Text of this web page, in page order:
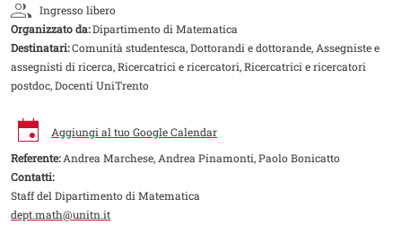
Ingresso libero
Organizzato da:Dipartimento di Matematica
Destinatari:Comunità studentesca, Dottorandi e dottorande, Assegniste e
assegnisti di ricerca, Ricercatrici e ricercatori, Ricercatrici e ricercatori
postdoc, Docenti UniTrento
Aggiungi al tuo Google Calendar
Referente:Andrea Marchese, Andrea Pinamonti, Paolo Bonicatto
Contatti:
Staff del Dipartimento di Matematica
dept.math@unitn.it